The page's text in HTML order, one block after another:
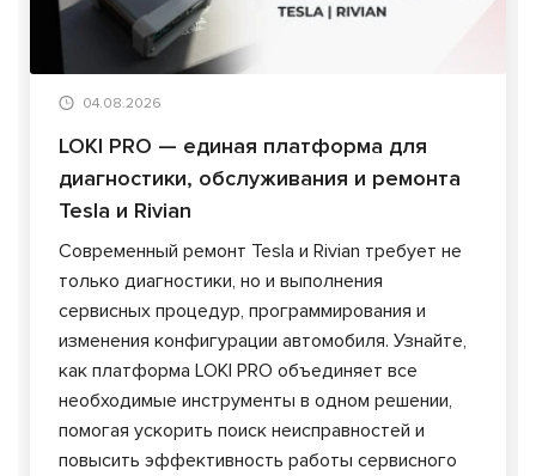
04.08.2026
LOKI PRO — единая платформа для
диагностики, обслуживания и ремонта
Tesla и Rivian
Современный ремонт Tesla и Rivian требует не
только диагностики, но и выполнения
сервисных процедур, программирования и
изменения конфигурации автомобиля. Узнайте,
как платформа LOKI PRO объединяет все
необходимые инструменты в одном решении,
помогая ускорить поиск неисправностей и
повысить эффективность работы сервисного